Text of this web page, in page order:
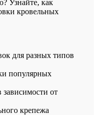
Узнайте, как
кровельных
для разных типов
популярных
от
крепежа